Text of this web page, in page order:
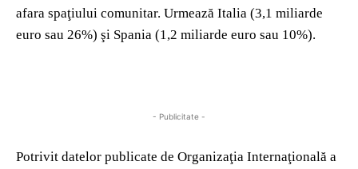
afara spaţiului comunitar. Urmează Italia (3,1 miliarde
euro sau 26%) şi Spania (1,2 miliarde euro sau 10%).
- Publicitate -
Potrivit datelor publicate de Organizaţia Internaţională a